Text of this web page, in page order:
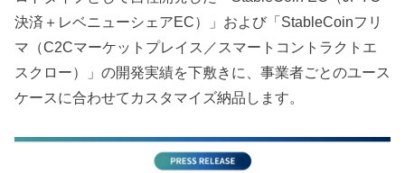
決済＋レベニューシェアEC）」および「StableCoinフリ
マ（C2Cマーケットプレイス／スマートコントラクトエ
スクロー）」の開発実績を下敷きに、事業者ごとのユース
ケースに合わせてカスタマイズ納品します。